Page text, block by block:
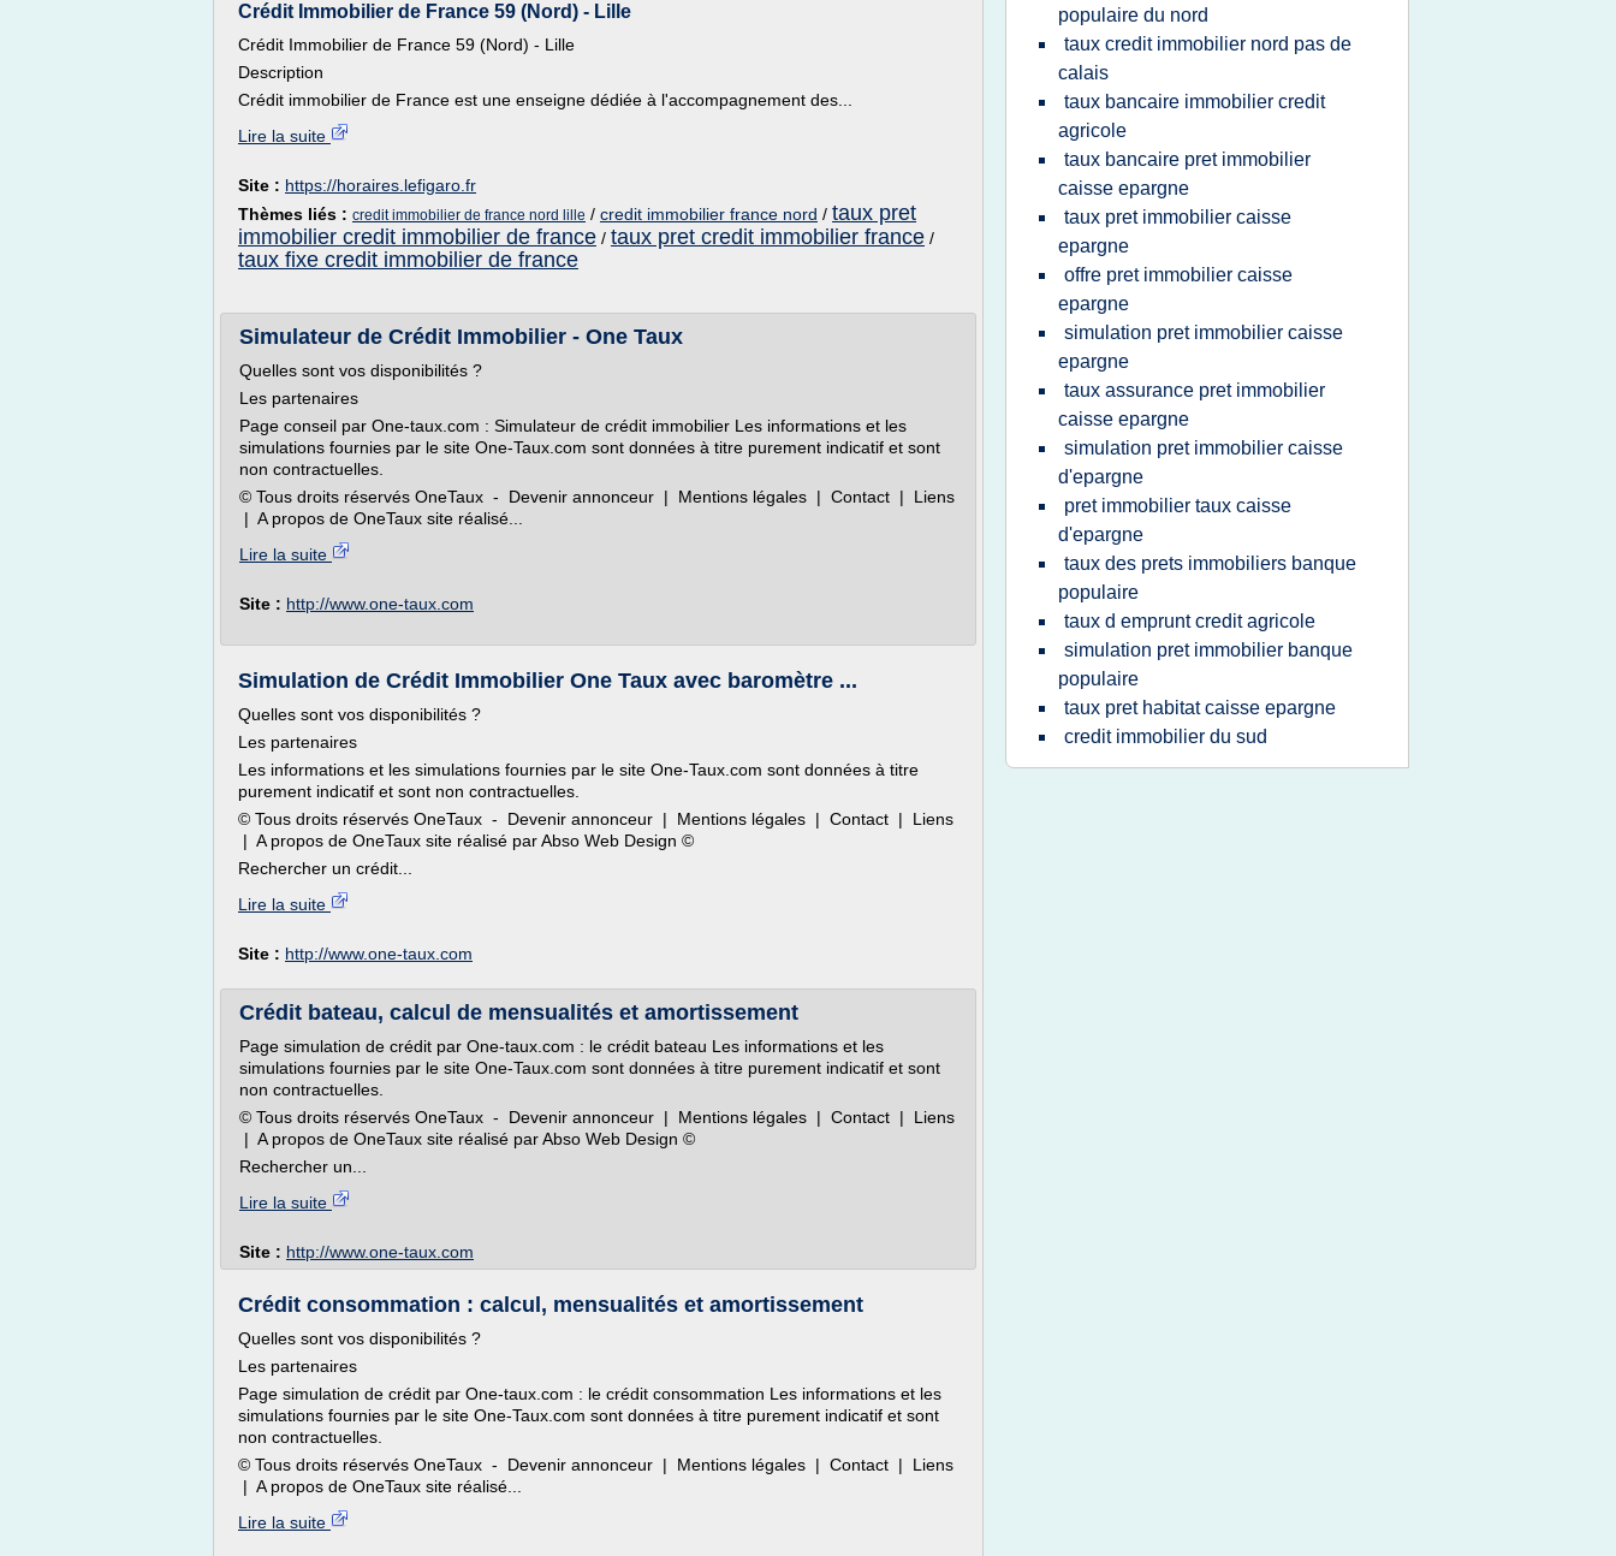
Crédit Immobilier de France 59 (Nord) - Lille
Crédit Immobilier de France 59 (Nord) - Lille
Description
Crédit immobilier de France est une enseigne dédiée à l'accompagnement des...
Lire la suite
Site : https://horaires.lefigaro.fr
Thèmes liés : credit immobilier de france nord lille / credit immobilier france nord / taux pret
immobilier credit immobilier de france / taux pret credit immobilier france /
taux fixe credit immobilier de france
Simulateur de Crédit Immobilier - One Taux
Quelles sont vos disponibilités ?
Les partenaires
Page conseil par One-taux.com : Simulateur de crédit immobilier Les informations et les
simulations fournies par le site One-Taux.com sont données à titre purement indicatif et sont
non contractuelles.
© Tous droits réservés OneTaux - Devenir annonceur | Mentions légales | Contact | Liens
| A propos de OneTaux site réalisé...
Lire la suite
Site : http://www.one-taux.com
Simulation de Crédit Immobilier One Taux avec baromètre ...
Quelles sont vos disponibilités ?
Les partenaires
Les informations et les simulations fournies par le site One-Taux.com sont données à titre
purement indicatif et sont non contractuelles.
© Tous droits réservés OneTaux - Devenir annonceur | Mentions légales | Contact | Liens
| A propos de OneTaux site réalisé par Abso Web Design ©
Rechercher un crédit...
Lire la suite
Site : http://www.one-taux.com
Crédit bateau, calcul de mensualités et amortissement
Page simulation de crédit par One-taux.com : le crédit bateau Les informations et les
simulations fournies par le site One-Taux.com sont données à titre purement indicatif et sont
non contractuelles.
© Tous droits réservés OneTaux - Devenir annonceur | Mentions légales | Contact | Liens
| A propos de OneTaux site réalisé par Abso Web Design ©
Rechercher un...
Lire la suite
Site : http://www.one-taux.com
Crédit consommation : calcul, mensualités et amortissement
Quelles sont vos disponibilités ?
Les partenaires
Page simulation de crédit par One-taux.com : le crédit consommation Les informations et les
simulations fournies par le site One-Taux.com sont données à titre purement indicatif et sont
non contractuelles.
© Tous droits réservés OneTaux - Devenir annonceur | Mentions légales | Contact | Liens
| A propos de OneTaux site réalisé...
Lire la suite
populaire du nord
taux credit immobilier nord pas de
calais
taux bancaire immobilier credit
agricole
taux bancaire pret immobilier
caisse epargne
taux pret immobilier caisse
epargne
offre pret immobilier caisse
epargne
simulation pret immobilier caisse
epargne
taux assurance pret immobilier
caisse epargne
simulation pret immobilier caisse
d'epargne
pret immobilier taux caisse
d'epargne
taux des prets immobiliers banque
populaire
taux d emprunt credit agricole
simulation pret immobilier banque
populaire
taux pret habitat caisse epargne
credit immobilier du sud